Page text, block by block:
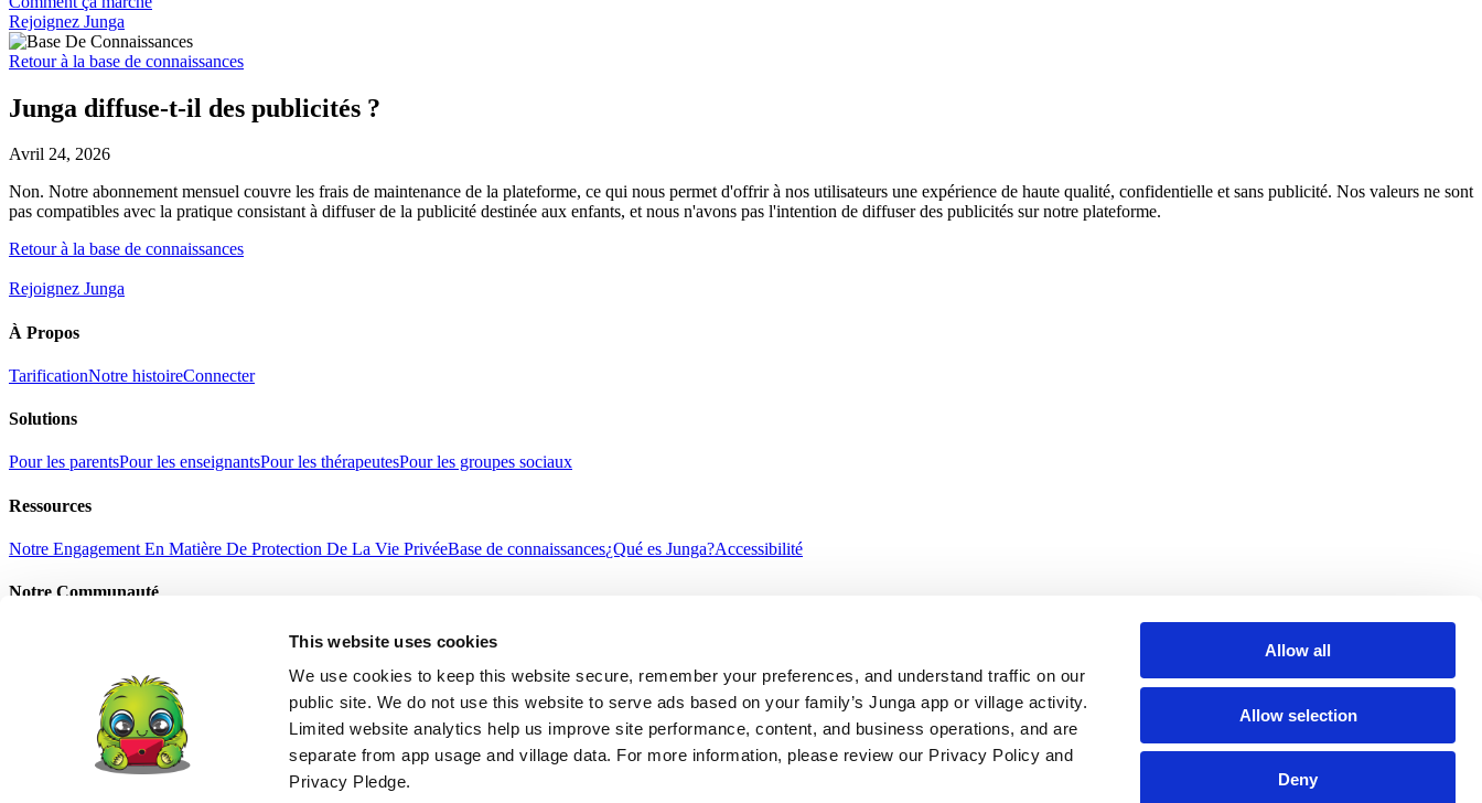
This website uses cookies
We use cookies to keep this website secure, remember your preferences, and understand traffic on our
public site. We do not use this website to serve ads based on your family’s Junga app or village activity.
Limited website analytics help us improve site performance, content, and business operations, and are
separate from app usage and village data. For more information, please review our Privacy Policy and
Privacy Pledge.
Allow all
Allow selection
Deny
Rejoignez Junga
Retour à la base de connaissances
Junga diffuse-t-il des publicités ?
Avril 24, 2026
Non. Notre abonnement mensuel couvre les frais de maintenance de la plateforme, ce qui nous permet d'offrir à nos utilisateurs une expérience de haute qualité, confidentielle et sans publicité. Nos valeurs ne sont
pas compatibles avec la pratique consistant à diffuser de la publicité destinée aux enfants, et nous n'avons pas l'intention de diffuser des publicités sur notre plateforme.
Retour à la base de connaissances
Rejoignez Junga
À Propos
TarificationNotre histoireConnecter
Solutions
Pour les parentsPour les enseignantsPour les thérapeutesPour les groupes sociaux
Ressources
Notre Engagement En Matière De Protection De La Vie PrivéeBase de connaissances¿Qué es Junga?Accessibilité
Notre Communauté
Cadeau JungaActualités